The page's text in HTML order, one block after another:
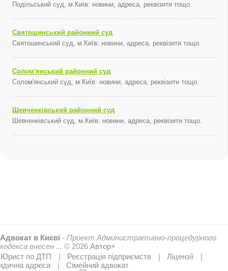
Подільський суд, м.Київ: новини, адреса, реквізити тощо.
Святошинський районний суд
Святошинський суд, м.Київ: новини, адреса, реквізити тощо.
Солом'янський районний суд
Солом'янський суд, м.Київ: новини, адреса, реквізити тощо.
Шевченківський районний суд
Шевченківський суд, м.Київ: новини, адреса, реквізити тощо.
Адвокат в Києві - Проект Административно-процедурного
кодекса внесен ... © 2026 Автор+
Юрист по ДТП
Реєстрація підприємств
Ліцензії
адреса
Сімейний адвокат